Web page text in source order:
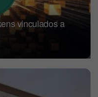
vinculados a